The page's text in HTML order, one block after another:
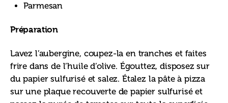
Parmesan
Préparation
Lavez l’aubergine, coupez-la en tranches et faites
frire dans de l’huile d’olive. Égouttez, disposez sur
du papier sulfurisé et salez. Étalez la pâte à pizza
sur une plaque recouverte de papier sulfurisé et